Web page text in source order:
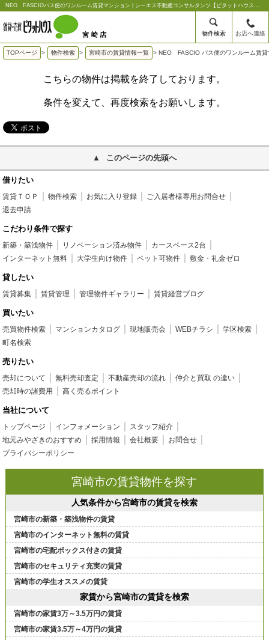
NEO FASCIOバス便のワンルーム賃貸マンション | シーエス不動産コンサルタンツ【ピタットハウス宮崎店】
物件検索 お店へ連絡
TOPページ > 物件検索 > 宮崎市の賃貸情報一覧 > NEO FASCIO バス便のワンルーム賃貸
こちらの物件は掲載を終了しております。
条件を変えて、再度検索をお願いします。
このページの先頭へ
借りたい
賃貸ＴＯＰ 物件検索 お気に入り登録
ご入居者様専用お問合せ
退去申請
こだわり条件で探す
新築・築浅物件 リノベーション済み物件
カースペース2台
インターネット無料
大学生向け物件 ペット可物件 敷金・礼金ゼロ
貸したい
賃貸募集 賃貸管理 管理物件ギャラリー 賃貸経営ブログ
買いたい
売買物件検索 マンションカタログ 現地販売会 WEBチラシ
学区検索
町名検索
売りたい
売却について 無料売却査定 不動産売却の流れ
仲介と買取 の違い
売却時の諸費用
高く売るポイント
当社について
トップページ インフォメーション
スタッフ紹介
地元みやざきのおすすめ
採用情報 会社概要
お問合せ
プライバシーポリシー
宮崎市の賃貸物件を探す
人気条件から宮崎市の賃貸を検索
宮崎市の新築・築浅物件の賃貸
宮崎市のインターネット無料の賃貸
宮崎市の宅配ボックス付きの賃貸
宮崎市のセキュリティ充実の賃貸
宮崎市の学生オススメの賃貸
家賃から宮崎市の賃貸を検索
宮崎市の家賃3万～3.5万円の賃貸
宮崎市の家賃3.5万～4万円の賃貸